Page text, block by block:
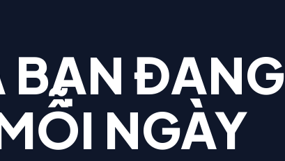
BẠN ĐANG
NGÀY